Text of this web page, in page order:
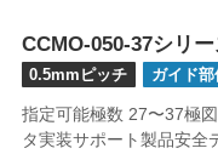
CCMO-050-37シリ
0.5mmピッチ ガイド
指定可能極数 27〜37極
タ実装サポート製品安全